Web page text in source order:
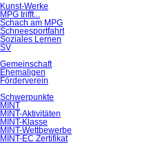
Kunst-Werke
MPG trifft...
Schach am MPG
Schneesportfahrt
Soziales Lernen
SV
Gemeinschaft
Ehemaligen
Förderverein
Schwerpunkte
MINT
MINT-Aktivitäten
MINT-Klasse
MINT-Wettbewerbe
MINT-EC Zertifikat